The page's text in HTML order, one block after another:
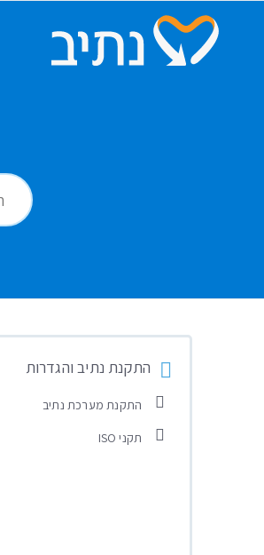
התקנת נתיב והגדרות
התקנת מערכת נתיב
תקני ISO